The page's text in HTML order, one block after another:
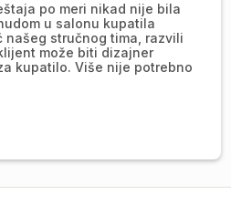
po meri nikad nije bila
u salonu kupatila
našeg stručnog tima, razvili
može biti dizajner
kupatilo. Više nije potrebno